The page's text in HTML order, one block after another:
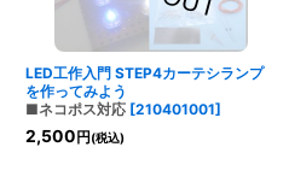
LED工作入門 STEP4カーテシランプ
を作ってみよう
■ネコポス対応 [210401001]
2,500 円 (税込)